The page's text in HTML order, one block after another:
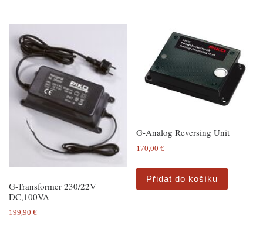
G-Transformer 230/22V
DC,100VA
199,90 €
G-Analog Reversing Unit
170,00€
Přidat do košíku